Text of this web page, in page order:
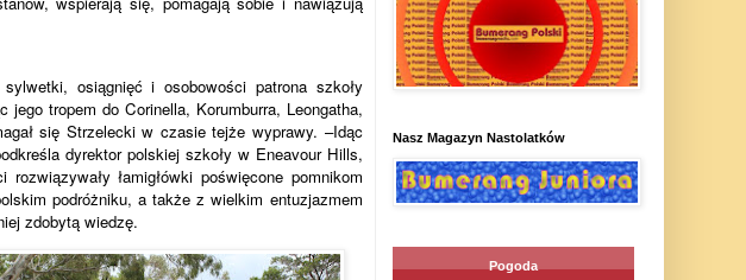
osiągnięć i osobowości patrona szkoły
tropem do Corinella, Korumburra, Leongatha,
się Strzelecki w czasie tejże wyprawy. –Idąc
dyrektor polskiej szkoły w Eneavour Hills,
łamigłówki poświęcone pomnikom
podróżniku, a także z wielkim entuzjazmem
zdobytą wiedzę.
Nasz Magazyn Nastolatków
Pogoda